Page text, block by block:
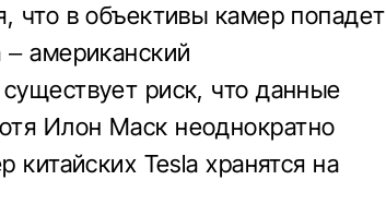
что в объективы камер попадет
американский
риск, что данные
Илон Маск неоднократно
китайских Tesla хранятся на